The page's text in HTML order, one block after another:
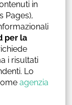
in
Pages),
per la
i risultati
Lo
agenzia